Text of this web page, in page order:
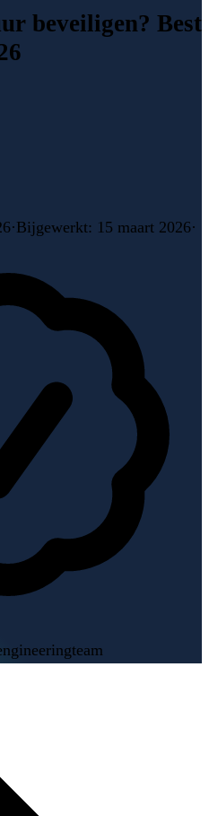
beveiligen? Best
·Bijgewerkt: 15 maart 2026·